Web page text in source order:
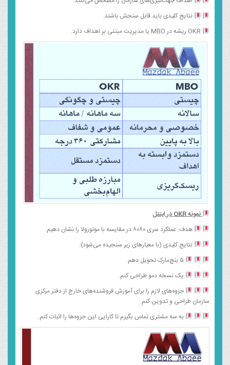
نتایج کلیدی باید قابل سنجش باشند.
نمونهOKRدر اینتل
هدف: عملکرد سری ۸۰۸۰ در مقایسه با موتورولا را نشان دهیم.
نتایج کلیدی (با معیارهای زیر سنجیده می‌شود):
یک نسخه دمو طراحی کنم.
جزوه‌های لازم را برای آموزش فروشنده‌های خارج از دفتر مرکزی
سازمان طراحی و تدوین کنم.
به سه مشتری تماس بگیرم تا کارایی این جزوه‌ها را اثبات کنم.